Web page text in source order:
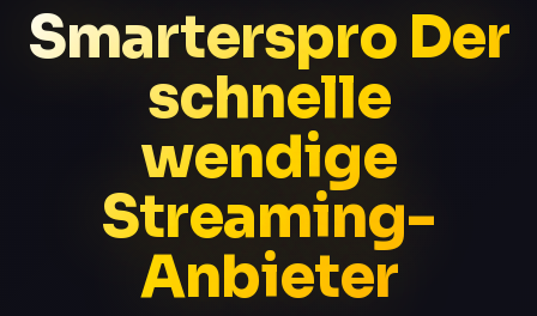
Smarterspro Der
schnelle
wendige
Streaming-
Anbieter